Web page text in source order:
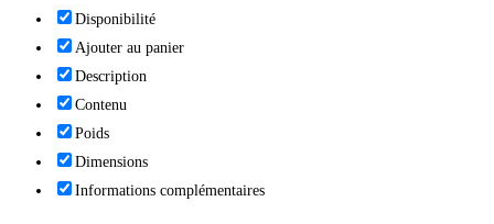
Disponibilité
Ajouter au panier
Description
Contenu
Poids
Dimensions
Informations complémentaires